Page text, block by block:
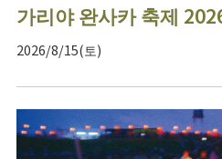
가리야 완사카 축제
2026/8/15(토)